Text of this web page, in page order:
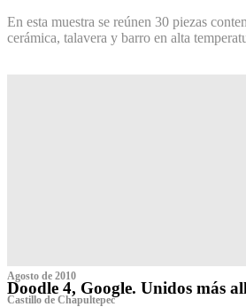
En esta muestra se reúnen 30 piezas
cerámica, talavera y barro en alta
Agosto de 2010
Doodle 4, Google. Unidos más
Castillo de Chapultepec